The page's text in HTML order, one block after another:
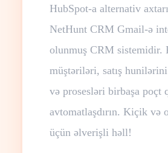
HubSpot-a alternativ
NetHunt CRM Gmail-ə
olunmuş CRM sistemidir.
müştəriləri, satış
və prosesləri birbaşa poçt
avtomatlaşdırın. Kiçik və
üçün əlverişli həll!